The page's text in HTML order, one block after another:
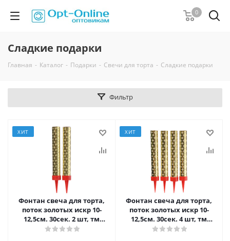
0
Сладкие подарки
Главная - Каталог - Подарки - Свечи для торта - Сладкие подарки
Фильтр
ХИТ
Фонтан свеча для торта,
поток золотых искр 10-
12,5см. 30сек. 2 шт, тм
МАКСЭМ
ХИТ
Фонтан свеча для торта,
поток золотых искр 10-
12,5см. 30сек. 4 шт, тм
МАКСЭМ